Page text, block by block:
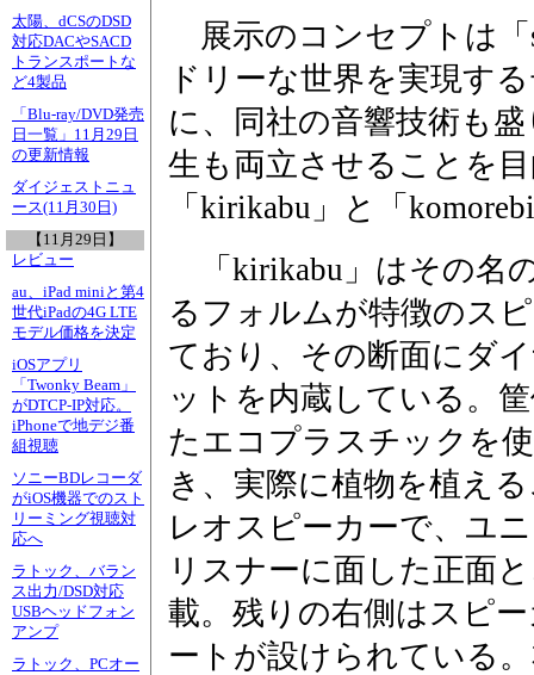
太陽、dCSのDSD
対応DACやSACD
トランスポートな
ど4製品
「Blu-ray/DVD発売
日一覧」11月29日
の更新情報
ダイジェストニュ
ース(11月30日)
【11月29日】
レビュー
au、iPad miniと第4
世代iPadの4G LTE
モデル価格を決定
iOSアプリ
「Twonky Beam」
がDTCP-IP対応。
iPhoneで地デジ番
組視聴
ソニーBDレコーダ
がiOS機器でのスト
リーミング視聴対
応へ
ラトック、バラン
ス出力/DSD対応
USBヘッドフォン
アンプ
ラトック、PCオー
展示のコンセプトは「
ドリーな世界を実現す
に、同社の音響技術も
生も両立させることを
「kirikabu」と「
「kirikabu」はその名
るフォルムが特徴のス
ており、その断面にダ
ットを内蔵している。
たエコプラスチックを
き、実際に植物を植え
レオスピーカーで、ユ
リスナーに面した正面
載。残りの右側はスピ
ートが設けられている